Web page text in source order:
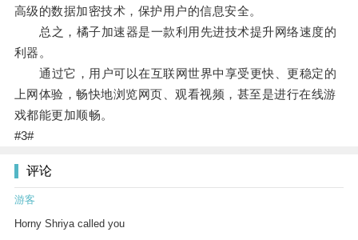
高级的数据加密技术，保护用户的信息安全。
总之，橘子加速器是一款利用先进技术提升网络速度的
利器。
通过它，用户可以在互联网世界中享受更快、更稳定的
上网体验，畅快地浏览网页、观看视频，甚至是进行在线游
戏都能更加顺畅。
#3#
评论
游客
Horny Shriya called you